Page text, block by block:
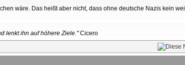
wäre. Das heißt aber nicht, dass ohne deutsche Nazis kein
lenkt ihn auf höhere Ziele."Cicero